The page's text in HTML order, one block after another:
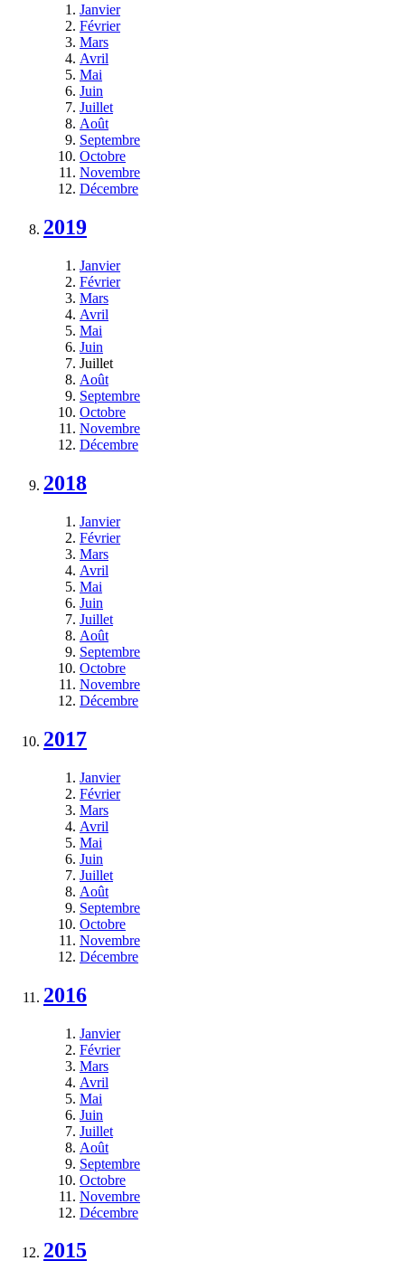
Janvier
Février
Mars
Avril
Mai
Juin
Juillet
Août
Septembre
Octobre
Novembre
Décembre
2019
Janvier
Février
Mars
Avril
Mai
Juin
Juillet
Août
Septembre
Octobre
Novembre
Décembre
2018
Janvier
Février
Mars
Avril
Mai
Juin
Juillet
Août
Septembre
Octobre
Novembre
Décembre
2017
Janvier
Février
Mars
Avril
Mai
Juin
Juillet
Août
Septembre
Octobre
Novembre
Décembre
2016
Janvier
Février
Mars
Avril
Mai
Juin
Juillet
Août
Septembre
Octobre
Novembre
Décembre
2015